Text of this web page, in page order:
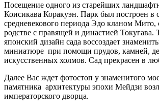
Посещение одного из старейших
Коисикава Коракуэн. Парк был построен в
средневекового периода Эдо кланом Мито,
родстве с правящей и династией
японский дизайн сада воссоздает
миниатюре при помощи прудов, камней,
искусственных холмов. Сад прекрасен в
Далее Вас ждет фотостоп у знаменитого
памятника архитектуры эпохи Мейдзи
императорского дворца.